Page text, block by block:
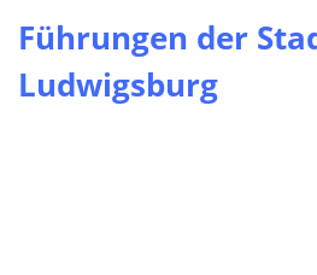
Führungen der
Ludwigsburg